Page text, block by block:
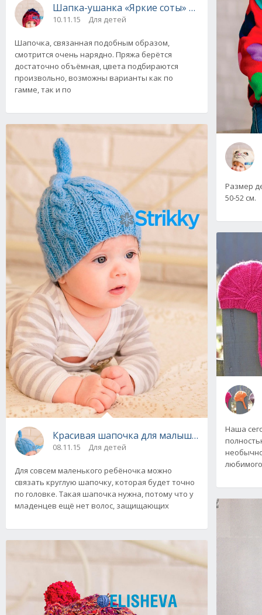
Шапка-ушанка «Яркие соты» вязаная
10.11.15 Для детей
Шапочка, связанная подобным образом,
смотрится очень нарядно. Пряжа берётся
достаточно объёмная, цвета подбираются
произвольно, возможны варианты как по
гамме, так и по
Красивая шапочка для малыша с косами
08.11.15 Для детей
Для совсем маленького ребёночка можно
связать круглую шапочку, которая будет точно
по головке. Такая шапочка нужна, потому что у
младенцев ещё нет волос, защищающих
Размер
50-52 см.
Наша